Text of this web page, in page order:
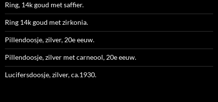
Ring, 14k goud met saffier.
Ring 14k goud met zirkonia.
Pillendoosje, zilver, 20e eeuw.
Pillendoosje, zilver met carneool, 20e eeuw.
Lucifersdoosje, zilver, ca.1930.